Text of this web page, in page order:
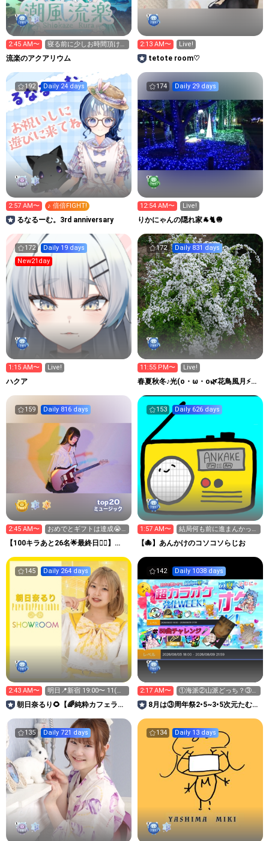
2:45 AM〜
寝る前に少しお時間頂けま
すか？
流楽のアクアリウム
2:13 AM〜 Live!
tetote room♡
192 Daily 24 days
2:57 AM〜 ♪ 倍倍FIGHT!
るなるーむ。3rd anniversary
174 Daily 29 days
12:54 AM〜 Live!
りかにゃんの隠れ家🐐🐈🧅
172
Daily 19 days
New21day
1:15 AM〜 Live!
ハクア
172 Daily 831 days
11:55 PM〜 Live!
春夏秋冬♪光(o・ω・o🌿花鳥風月⚡猫
159 Daily 816 days
top20
ミュージック
2:45 AM〜
おめでとギフトは達成😭
好きなギフトで大丈夫です
【100キラあと26名🌟最終日❤️‍🔥】
153 Daily 626 days
1:57 AM〜
結局何も前に進まんかった
わ┐(´д｀)┌ﾔﾚﾔﾚ
【🐙】あんかけのコソコソらじお
145 Daily 264 days
2:43 AM〜
明日📍新宿 19:00〜 11(火)
渋谷きてね
朝日奈るり🌻【🌈純粋カフェラッ
142 Daily 1038 days
2:17 AM〜
①海派②山派どっち？③時
だよ全員集合ぉぃっすぅ
8月は③周年祭2•5~3•5次元たむに
135 Daily 721 days 134 Daily 13 days